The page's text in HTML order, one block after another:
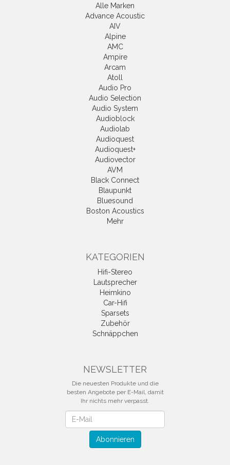
Alle Marken
Advance Acoustic
AIV
Alpine
AMC
Ampire
Arcam
Atoll
Audio Pro
Audio Selection
Audio System
Audioblock
Audiolab
Audioquest
Audioquest+
Audiovector
AVM
Black Connect
Blaupunkt
Bluesound
Boston Acoustics
Mehr
KATEGORIEN
Hifi-Stereo
Lautsprecher
Heimkino
Car-Hifi
Sparsets
Zubehör
Schnäppchen
NEWSLETTER
Die neuesten Produkte und die
besten Angebote per E-Mail, damit
Ihr nichts mehr verpasst.
Abonnieren